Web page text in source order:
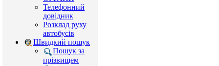
Телефонний
довідник
Розклад руху
автобусів
Швидкий пошук
Пошук за
прізвищем